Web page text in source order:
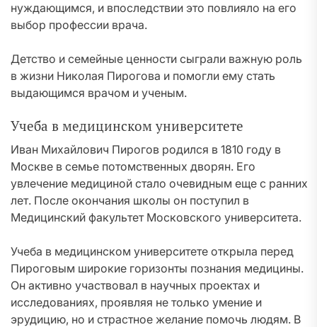
нуждающимся, и впоследствии это повлияло на его
выбор профессии врача.
Детство и семейные ценности сыграли важную роль
в жизни Николая Пирогова и помогли ему стать
выдающимся врачом и ученым.
Учеба в медицинском университете
Иван Михайлович Пирогов родился в 1810 году в
Москве в семье потомственных дворян. Его
увлечение медициной стало очевидным еще с ранних
лет. После окончания школы он поступил в
Медицинский факультет Московского университета.
Учеба в медицинском университете открыла перед
Пироговым широкие горизонты познания медицины.
Он активно участвовал в научных проектах и
исследованиях, проявляя не только умение и
эрудицию, но и страстное желание помочь людям. В